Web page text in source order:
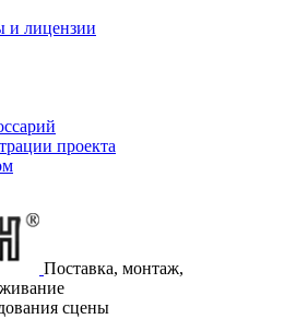
и лицензии
проекта
Поставка, монтаж,
сцены